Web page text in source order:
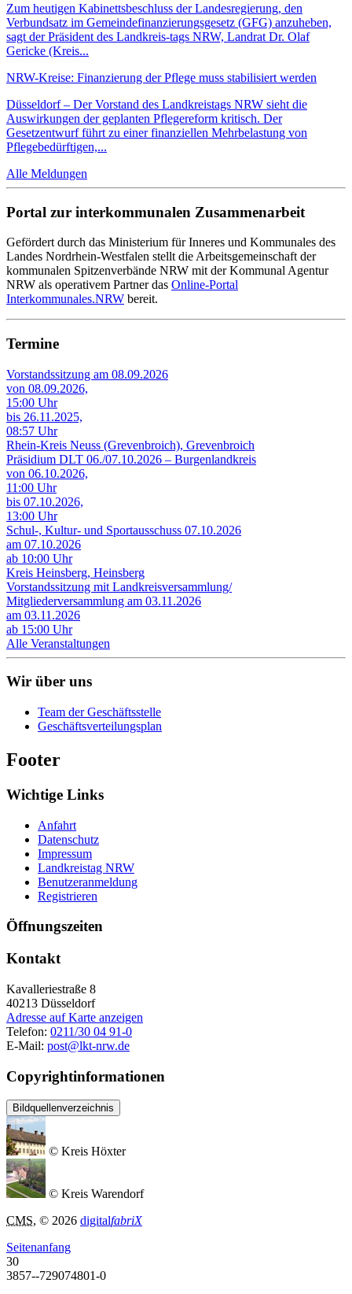
Zum heutigen Kabinettsbeschluss der Landesregierung, den
Verbundsatz im Gemeindefinanzierungsgesetz (GFG) anzuheben,
sagt der Präsident des Landkreis-tags NRW, Landrat Dr. Olaf
Gericke (Kreis...
NRW-Kreise: Finanzierung der Pflege muss stabilisiert werden
Düsseldorf – Der Vorstand des Landkreistags NRW sieht die
Auswirkungen der geplanten Pflegereform kritisch. Der
Gesetzentwurf führt zu einer finanziellen Mehrbelastung von
Pflegebedürftigen,...
Alle Meldungen
Portal zur interkommunalen Zusammenarbeit
Gefördert durch das Ministerium für Inneres und Kommunales des
Landes Nordrhein-Westfalen stellt die Arbeitsgemeinschaft der
kommunalen Spitzenverbände NRW mit der Kommunal Agentur
NRW als operativem Partner das Online-Portal
Interkommunales.NRW bereit.
Termine
Vorstandssitzung am 08.09.2026
von 08.09.2026,
15:00 Uhr
bis 26.11.2025,
08:57 Uhr
Rhein-Kreis Neuss (Grevenbroich), Grevenbroich
Präsidium DLT 06./07.10.2026 – Burgenlandkreis
von 06.10.2026,
11:00 Uhr
bis 07.10.2026,
13:00 Uhr
Schul-, Kultur- und Sportausschuss 07.10.2026
am 07.10.2026
ab 10:00 Uhr
Kreis Heinsberg, Heinsberg
Vorstandssitzung mit Landkreisversammlung/
Mitgliederversammlung am 03.11.2026
am 03.11.2026
ab 15:00 Uhr
Alle Veranstaltungen
Wir über uns
Team der Geschäftsstelle
Geschäftsverteilungsplan
Footer
Wichtige Links
Anfahrt
Datenschutz
Impressum
Landkreistag NRW
Benutzeranmeldung
Registrieren
Öffnungszeiten
Kontakt
Kavalleriestraße 8
40213 Düsseldorf
Adresse auf Karte anzeigen
Telefon: 0211/30 04 91-0
E-Mail: post@lkt-nrw.de
Copyrightinformationen
Bildquellenverzeichnis
© Kreis Höxter
© Kreis Warendorf
CMS, © 2026 digitalfabriX
Seitenanfang
30
3857--729074801-0